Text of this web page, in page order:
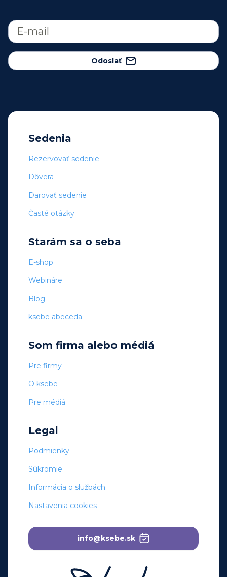
Odoslať
Sedenia
Rezervovať sedenie
Dôvera
Darovať sedenie
Časté otázky
Starám sa o seba
E-shop
Webináre
Blog
ksebe abeceda
Som firma alebo médiá
Pre firmy
O ksebe
Pre médiá
Legal
Podmienky
Súkromie
Informácia o službách
Nastavenia cookies
info@ksebe.sk